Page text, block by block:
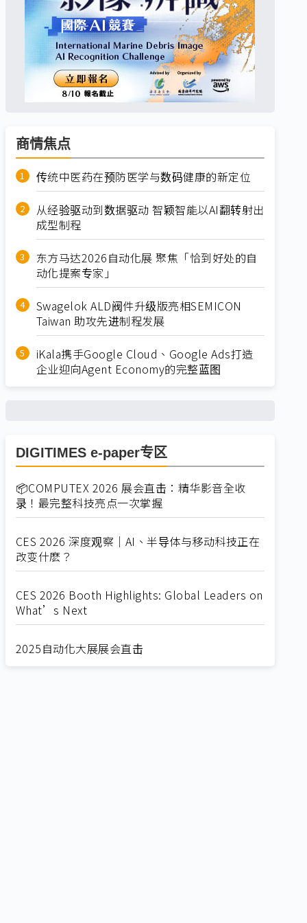
商情焦点
传统中医药在预防医学与数码健康的新定位
从经验驱动到数据驱动 智颖智能以AI翻转射出
成型制程
东方马达2026自动化展 聚焦「恰到好处的自
动化提案专家」
Swagelok ALD阀件升级版亮相SEMICON
Taiwan 助攻先进制程发展
iKala携手Google Cloud、Google Ads打造
企业迎向Agent Economy的完整蓝图
DIGITIMES e-paper专区
📦COMPUTEX 2026 展会直击：精华影音全收
录！最完整科技亮点一次掌握
CES 2026 深度观察｜AI、半导体与移动科技正在
改变什麽？
CES 2026 Booth Highlights: Global Leaders on
What’s Next
2025自动化大展展会直击